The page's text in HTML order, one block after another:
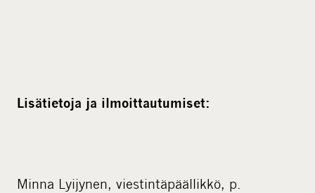
Lisätietoja ja ilmoittautumiset:
Minna Lyijynen, viestintäpäällikkö, p.